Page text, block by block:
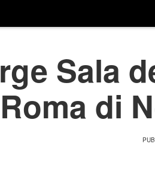
Sala
di